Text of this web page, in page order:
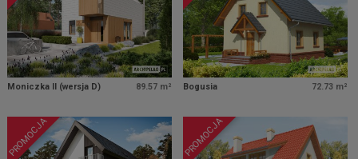
Moniczka II (wersja D) 89.57 m² Bogusia 72.73 m²
PROMOCJA PROMOCJA